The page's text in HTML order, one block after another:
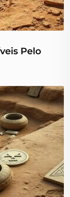
Pelo